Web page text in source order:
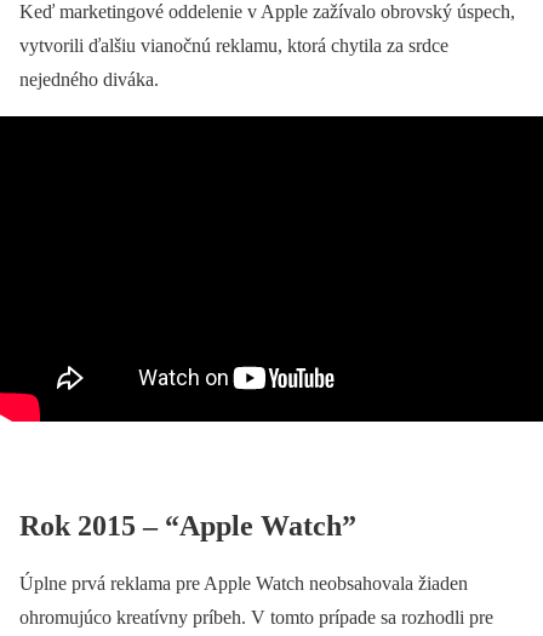
Keď marketingové oddelenie v Apple zažívalo obrovský úspech,
vytvorili ďalšiu vianočnú reklamu, ktorá chytila za srdce
nejedného diváka.
Rok 2015 – “Apple Watch”
Úplne prvá reklama pre Apple Watch neobsahovala žiaden
ohromujúco kreatívny príbeh. V tomto prípade sa rozhodli pre